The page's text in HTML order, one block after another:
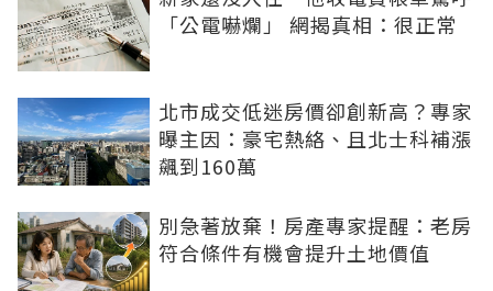
「公電嚇爛」 網揭真相：很正常
北市成交低迷房價卻創新高？專家
曝主因：豪宅熱絡、且北士科補漲
飆到160萬
別急著放棄！房產專家提醒：老房
符合條件有機會提升土地價值